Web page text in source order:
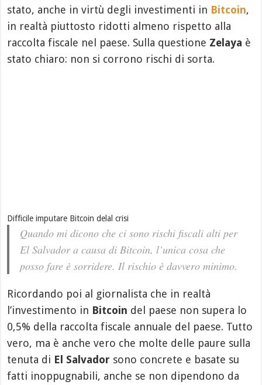
stato, anche in virtù degli investimenti in Bitcoin,
in realtà piuttosto ridotti almeno rispetto alla
raccolta fiscale nel paese. Sulla questione Zelaya è
stato chiaro: non si corrono rischi di sorta.
Difficile imputare Bitcoin delal crisi
Quando mi dicono che ci sono rischi fiscali alti per
El Salvador a causa di Bitcoin, l’unica cosa che
posso fare è sorridere. Il rischio è davvero minimo.
Ricordando poi al giornalista che in realtà
l’investimento in Bitcoin del paese non supera lo
0,5% della raccolta fiscale annuale del paese. Tutto
vero, ma è anche vero che molte delle paure sulla
tenuta di El Salvador sono concrete e basate su
fatti inoppugnabili, anche se non dipendono da